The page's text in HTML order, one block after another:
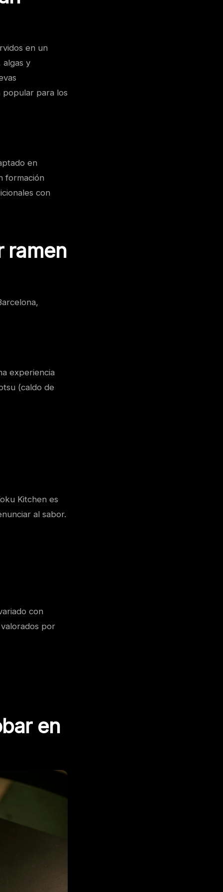
en un
algas y
popular para los
en
formación
con
ramen
experiencia
(caldo de
Kitchen es
al sabor.
con
por
en